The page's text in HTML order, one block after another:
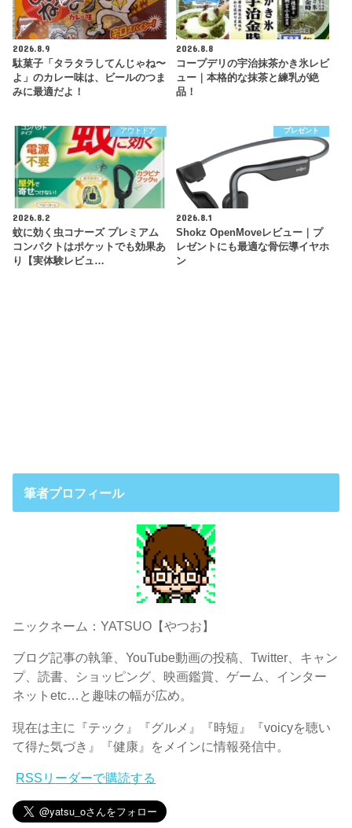
2026.8.9
駄菓子「タラタラしてんじゃね〜
よ」のカレー味は、ビールのつま
みに最適だよ！
2026.8.8
コープデリの宇治抹茶かき氷レビ
ュー｜本格的な抹茶と練乳が絶
品！
アウトドア
2026.8.2
蚊に効く虫コナーズ プレミアム
コンパクトはポケットでも効果あ
り【実体験レビュ…
プレゼント
2026.8.1
Shokz OpenMoveレビュー｜プ
レゼントにも最適な骨伝導イヤホ
ン
筆者プロフィール
ニックネーム：YATSUO【やつお】
ブログ記事の執筆、YouTube動画の投稿、Twitter、キャン
プ、読書、ショッピング、映画鑑賞、ゲーム、インター
ネットetc…と趣味の幅が広め。
現在は主に『テック』『グルメ』『時短』『voicyを聴い
て得た気づき』『健康』をメインに情報発信中。
RSSリーダーで購読する